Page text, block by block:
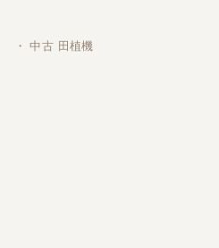
・ 中古 田植機